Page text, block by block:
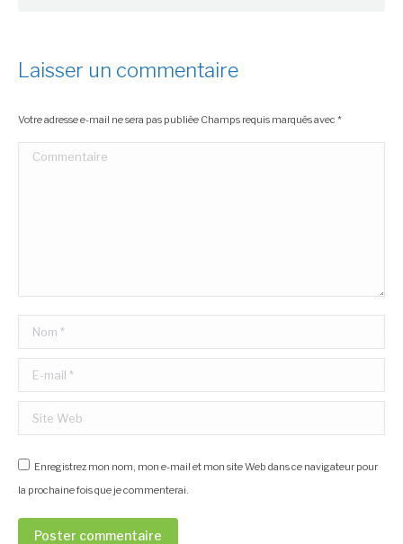
Laisser un commentaire
Votre adresse e-mail ne sera pas publiée Champs requis marqués avec *
Commentaire
Nom *
E-mail *
Site Web
Enregistrez mon nom, mon e-mail et mon site Web dans ce navigateur pour
la prochaine fois que je commenterai.
Poster commentaire